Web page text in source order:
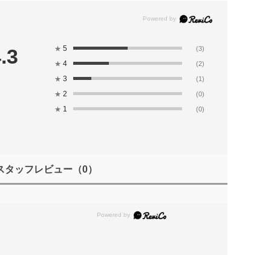
★ 5 (3)
★ 4 (2)
★ 3 (1)
★ 2 (0)
★ 1 (0)
タッフレビュー（0）